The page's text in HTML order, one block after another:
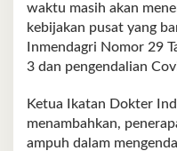
waktu masih akan
kebijakan pusat yang
Inmendagri Nomor 29
3 dan pengendalian
Ketua Ikatan Dokter
menambahkan,
ampuh dalam